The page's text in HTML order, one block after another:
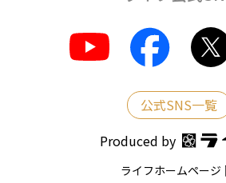
公式SNS一覧
Produced by
ライフホームページ